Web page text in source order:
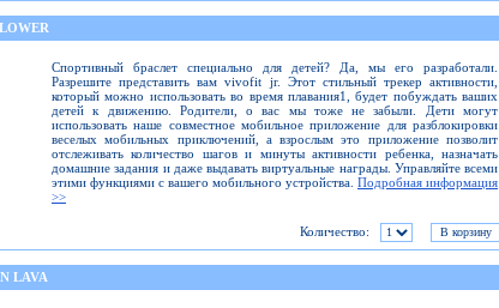
Спортивный браслет специально для детей? Да, мы его разработали.
Разрешите представить вам vivofit jr. Этот стильный трекер активности,
который можно использовать во время плавания1, будет побуждать ваших
детей к движению. Родители, о вас мы тоже не забыли. Дети могут
использовать наше совместное мобильное приложение для разблокировки
веселых мобильных приключений, а взрослым это приложение позволит
отслеживать количество шагов и минуты активности ребенка, назначать
домашние задания и даже выдавать виртуальные награды. Управляйте всеми
этими функциями с вашего мобильного устройства. Подробная информация
>>
Количество:
LAVA